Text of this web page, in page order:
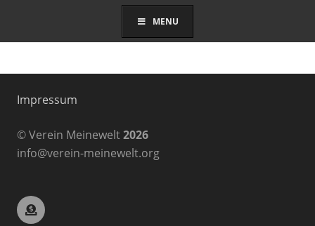
MENU
Impressum
© Verein Meinewelt2026
info@verein-meinewelt.org